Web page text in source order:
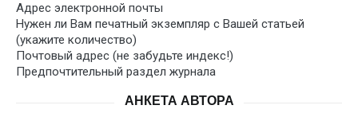
Адрес электронной почты
Нужен ли Вам печатный экземпляр с Вашей статьей
(укажите количество)
Почтовый адрес (не забудьте индекс!)
Предпочтительный раздел журнала
АНКЕТА АВТОРА